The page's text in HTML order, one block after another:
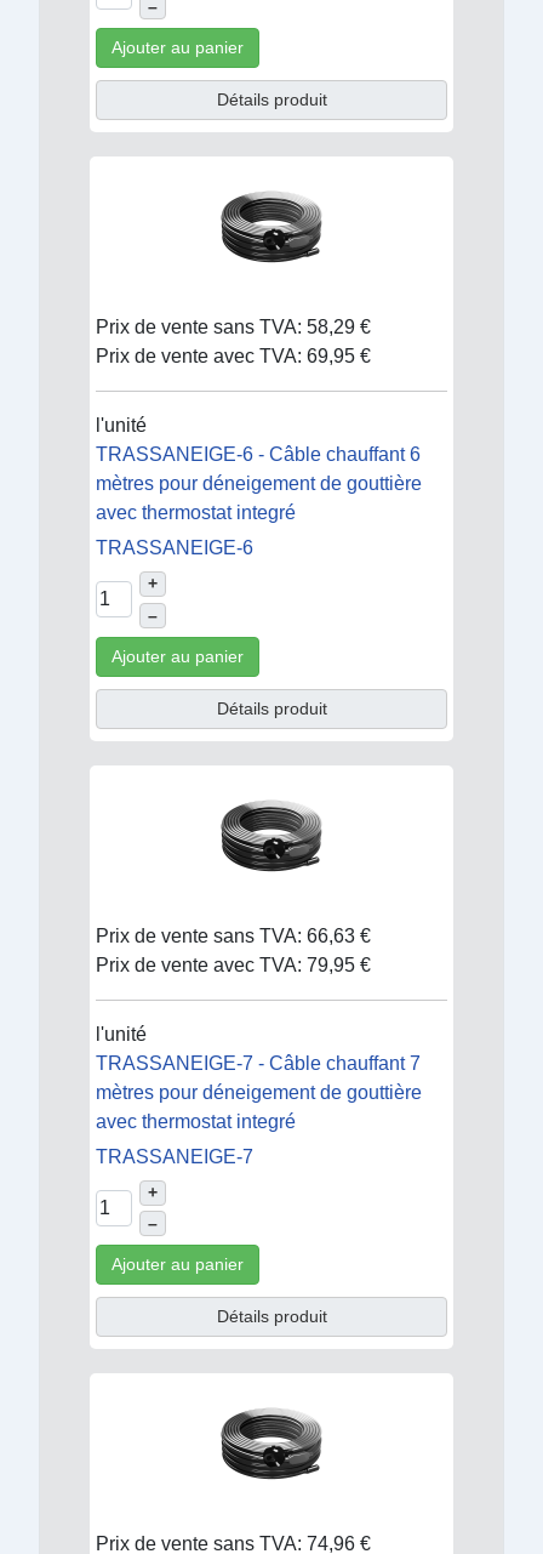
–
Ajouter au panier
Détails produit
Prix de vente sans TVA: 58,29 €
Prix de vente avec TVA: 69,95 €
l'unité
TRASSANEIGE-6 - Câble chauffant 6
mètres pour déneigement de gouttière
avec thermostat integré
TRASSANEIGE-6
+
–
Ajouter au panier
Détails produit
Prix de vente sans TVA: 66,63 €
Prix de vente avec TVA: 79,95 €
l'unité
TRASSANEIGE-7 - Câble chauffant 7
mètres pour déneigement de gouttière
avec thermostat integré
TRASSANEIGE-7
+
–
Ajouter au panier
Détails produit
Prix de vente sans TVA: 74,96 €